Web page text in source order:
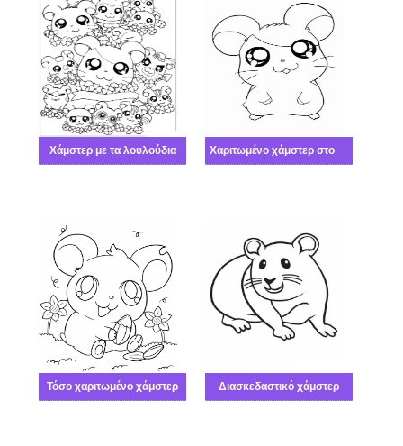
Χάμστερ με τα λουλούδια Χαριτωμένο χάμστερ στο ινδικό χοιρίδιο
Τόσο χαριτωμένο χάμστερ Διασκεδαστικό χάμστερ